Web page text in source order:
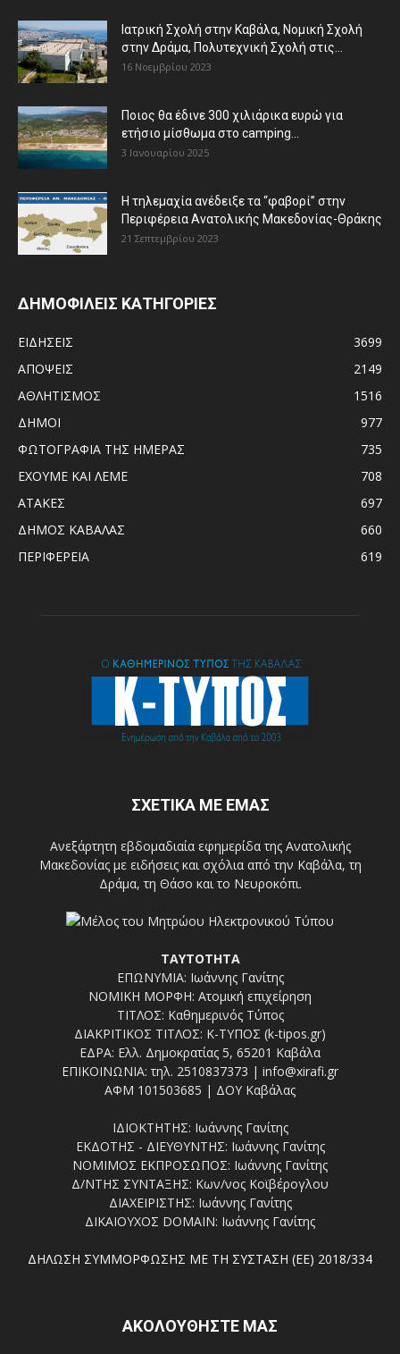
Ιατρική Σχολή στην Καβάλα, Νομική Σχολή
στην Δράμα, Πολυτεχνική Σχολή στις...
16 Νοεμβρίου 2023
Ποιος θα έδινε 300 χιλιάρικα ευρώ για
ετήσιο μίσθωμα στο camping...
3 Ιανουαρίου 2025
Η τηλεμαχία ανέδειξε τα “φαβορί” στην
Περιφέρεια Ανατολικής Μακεδονίας-Θράκης
21 Σεπτεμβρίου 2023
ΔΗΜΟΦΙΛΕΙΣ ΚΑΤΗΓΟΡΙΕΣ
ΕΙΔΗΣΕΙΣ
3699
ΑΠΟΨΕΙΣ
2149
ΑΘΛΗΤΙΣΜΟΣ
1516
ΔΗΜΟΙ
977
ΦΩΤΟΓΡΑΦΙΑ ΤΗΣ ΗΜΕΡΑΣ
735
ΕΧΟΥΜΕ ΚΑΙ ΛΕΜΕ
708
ΑΤΑΚΕΣ
697
ΔΗΜΟΣ ΚΑΒΑΛΑΣ
660
ΠΕΡΙΦΕΡΕΙΑ
619
ΣΧΕΤΙΚΑ ΜΕ ΕΜΑΣ
Ανεξάρτητη εβδομαδιαία εφημερίδα της Ανατολικής
Μακεδονίας με ειδήσεις και σχόλια από την Καβάλα, τη
Δράμα, τη Θάσο και το Νευροκόπι.
ΤΑΥΤΟΤΗΤΑ
ΕΠΩΝΥΜΙΑ: Ιωάννης Γανίτης
ΝΟΜΙΚΗ ΜΟΡΦΗ: Ατομική επιχείρηση
ΤΙΤΛΟΣ: Καθημερινός Τύπος
ΔΙΑΚΡΙΤΙΚΟΣ ΤΙΤΛΟΣ: Κ-ΤΥΠΟΣ (k-tipos.gr)
ΕΔΡΑ: Ελλ. Δημοκρατίας 5, 65201 Καβάλα
ΕΠΙΚΟΙΝΩΝΙΑ: τηλ. 2510837373 | info@xirafi.gr
ΑΦΜ 101503685 | ΔΟΥ Καβάλας
ΙΔΙΟΚΤΗΤΗΣ: Ιωάννης Γανίτης
ΕΚΔΟΤΗΣ - ΔΙΕΥΘΥΝΤΗΣ: Ιωάννης Γανίτης
ΝΟΜΙΜΟΣ ΕΚΠΡΟΣΩΠΟΣ: Ιωάννης Γανίτης
Δ/ΝΤΗΣ ΣΥΝΤΑΞΗΣ: Κων/νος Κοϊβέρογλου
ΔΙΑΧΕΙΡΙΣΤΗΣ: Ιωάννης Γανίτης
ΔΙΚΑΙΟΥΧΟΣ DOMAIN: Ιωάννης Γανίτης
ΔΗΛΩΣΗ ΣΥΜΜΟΡΦΩΣΗΣ ΜΕ ΤΗ ΣΥΣΤΑΣΗ (ΕΕ) 2018/334
ΑΚΟΛΟΥΘΗΣΤΕ ΜΑΣ